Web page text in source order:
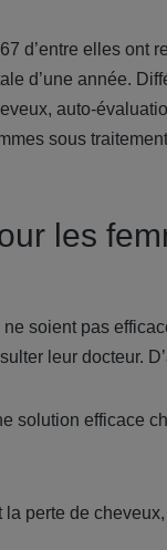
d’entre elles ont
d’une année.
auto-
sous
les
soient pas
leur docteur.
solution efficace
perte de